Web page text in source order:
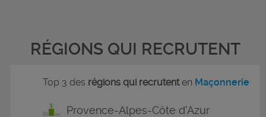
RÉGIONS QUI RECRUTENT
Top 3 des régions qui recrutenten Maçonnerie
Provence-Alpes-Côte d'Azur